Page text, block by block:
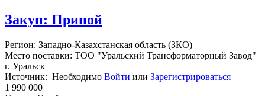
Закуп: Припой
Регион: Западно-Казахстанская область (ЗКО)
Место поставки: ТОО "Уральский Трансформаторный Завод"
г. Уральск
Источник: Необходимо Войти или Зарегистрироваться
1 990 000